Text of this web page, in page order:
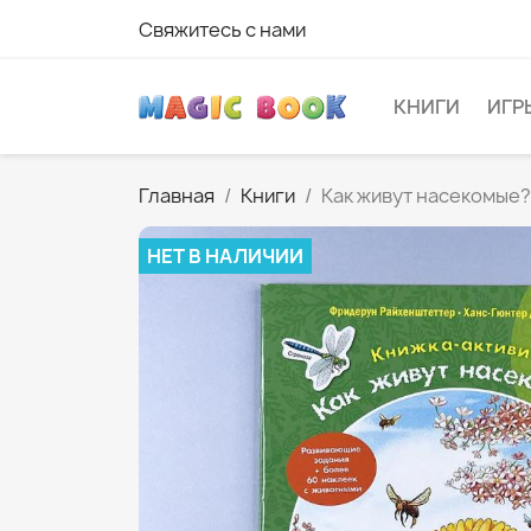
Свяжитесь с нами
КНИГИ
Главная Книги Как живут
НЕТ В НАЛИЧИИ